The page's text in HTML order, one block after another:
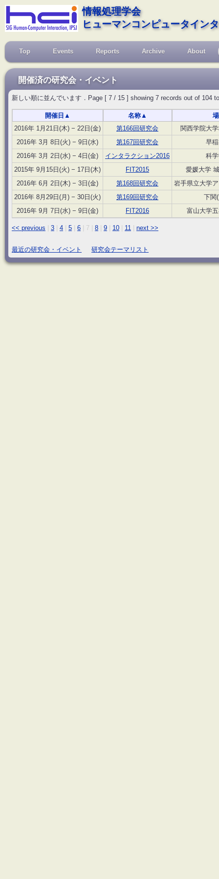
情報処理学会
ヒューマンコンピュータイン
Top Events Reports Archive About
開催済の研究会・イベント
新しい順に並んでいます．Page [ 7 / 15 ] showing 7 records out of 104
開催日 ▲ 名称 ▲
2016年 1月21日(木) − 22日(金)
第166回研究会
関西学院大
2016年 3月 8日(火) − 9日(水)
第167回研究会
早
2016年 3月 2日(水) − 4日(金)
インタラクション2016
科
2015年 9月15日(火) − 17日(木)
FIT2015
愛媛大学
2016年 6月 2日(木) − 3日(金)
第168回研究会
岩手県立大学
2016年 8月29日(月) − 30日(火)
第169回研究会
下関
2016年 9月 7日(水) − 9日(金)
FIT2016 富山大学
<< previous 3 4 5 6 7 8 9 10 11 next >>
最近の研究会・イベント 研究会テーマリスト